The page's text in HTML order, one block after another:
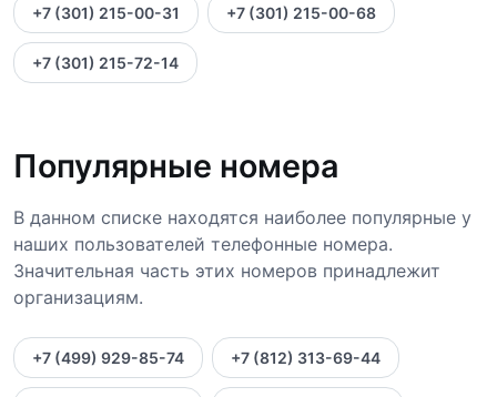
+7 (301) 215-00-31 +7 (301) 215-00-68
+7 (301) 215-72-14
Популярные номера
В данном списке находятся наиболее популярные у
наших пользователей телефонные номера.
Значительная часть этих номеров принадлежит
организациям.
+7 (499) 929-85-74 +7 (812) 313-69-44